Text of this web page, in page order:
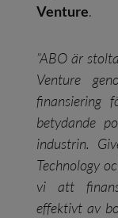
Venture.
”ABO är
Venture
finansiering
betydande
industrin.
Technology
vi att
effektivt av